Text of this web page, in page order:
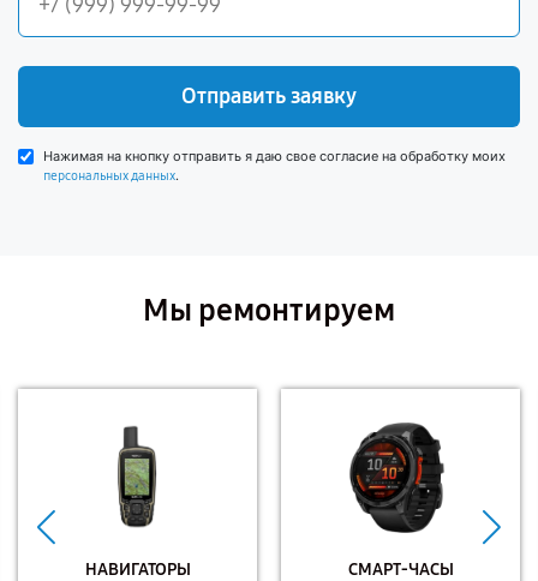
Отправить заявку
Нажимая на кнопку отправить я даю свое согласие на обработку моих
персональных данных.
Мы ремонтируем
НАВИГАТОРЫ СМАРТ-ЧАСЫ